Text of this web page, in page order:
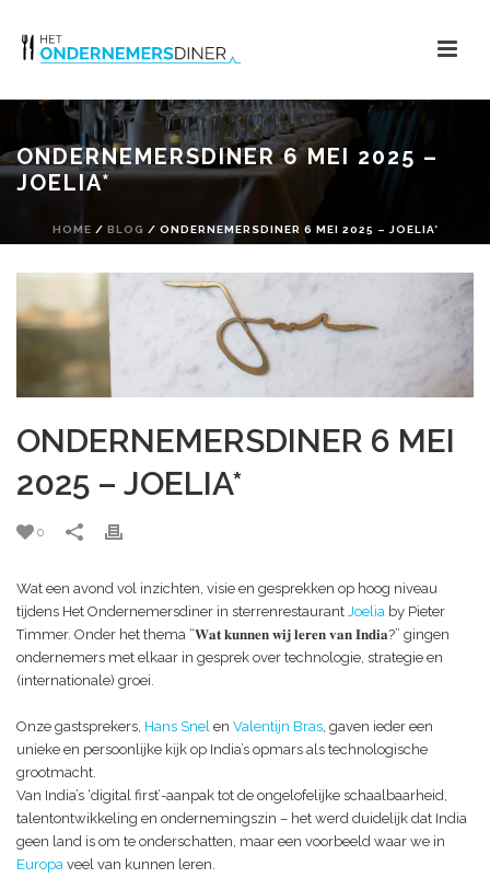
ONDERNEMERSDINER 6 MEI 2025 –
JOELIA*
HOME / BLOG / ONDERNEMERSDINER 6 MEI 2025 – JOELIA*
ONDERNEMERSDINER 6 MEI
2025 – JOELIA*
0
Wat een avond vol inzichten, visie en gesprekken op hoog niveau
tijdens Het Ondernemersdiner in sterrenrestaurant Joelia by Pieter
Timmer. Onder het thema “𝐖𝐚𝐭 𝐤𝐮𝐧𝐧𝐞𝐧 𝐰𝐢𝐣 𝐥𝐞𝐫𝐞𝐧 𝐯𝐚𝐧 𝐈𝐧𝐝𝐢𝐚?” gingen
ondernemers met elkaar in gesprek over technologie, strategie en
(internationale) groei.
Onze gastsprekers, Hans Snel en Valentijn Bras , gaven ieder een
unieke en persoonlijke kijk op India’s opmars als technologische
grootmacht.
Van India’s ‘digital first’-aanpak tot de ongelofelijke schaalbaarheid,
talentontwikkeling en ondernemingszin – het werd duidelijk dat India
geen land is om te onderschatten, maar een voorbeeld waar we in
Europa veel van kunnen leren.